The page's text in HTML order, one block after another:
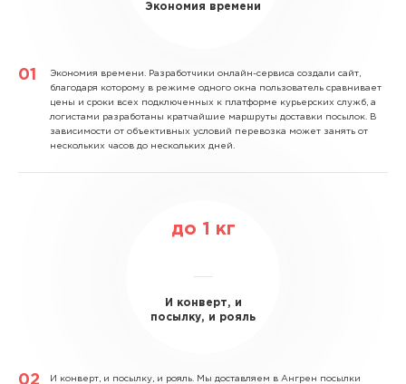
Экономия времени
Экономия времени.
Разработчики онлайн-сервиса создали сайт,
благодаря которому в режиме одного окна пользователь сравнивает
цены и сроки всех подключенных к платформе курьерских служб, а
логистами разработаны кратчайшие маршруты доставки посылок. В
зависимости от объективных условий перевозка может занять от
нескольких часов до нескольких дней.
до 1 кг
И конверт, и
посылку, и рояль
И конверт, и посылку, и рояль.
Мы доставляем в Ангрен посылки